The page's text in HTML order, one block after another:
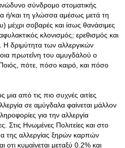
σύνδρομο στοματικής
ή/και τη γλώσσα αμέσως μετά τη
σοβαρές και ίσως θανάσιμες
κλονισμός; ερεθισμός και
δριμύτητα των αλλεργικών
πρωτεΐνη του αμυγδάλού ο
πότε, πόσο καιρό, και πόσο
από τις πιο συχνές αιτίες
σε αμύγδαλα φαίνεται μάλλον
για την αλλεργία
Στις Ηνωμένες Πολιτείες και στο
της αλλεργίας ξηρών καρπών
οτι κυμαίνεται μεταξύ 0.2% και